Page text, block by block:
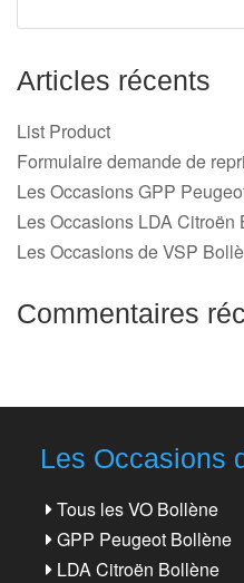
Articles récents
List Product
Formulaire demande de
Les Occasions GPP
Les Occasions LDA Citroën
Les Occasions de VSP
Commentaires
Les Occasions
Tous les VO Bollène
GPP Peugeot Bollène
LDA Citroën Bollène